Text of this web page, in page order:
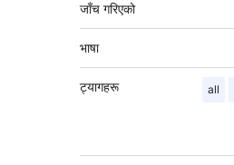
जाँच गरिएको
भाषा
ट्यागहरू all